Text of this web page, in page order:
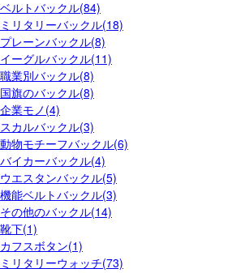
ベルトバックル(84)
ミリタリーバックル(18)
プレーンバックル(8)
イーグルバックル(11)
職業別バックル(8)
国旗のバックル(8)
企業モノ(4)
スカルバックル(3)
動物モチーフバックル(6)
バイカーバックル(4)
ウエスタンバックル(5)
機能ベルトバックル(3)
その他のバックル(14)
靴下(1)
カフスボタン(1)
ミリタリーウォッチ(73)